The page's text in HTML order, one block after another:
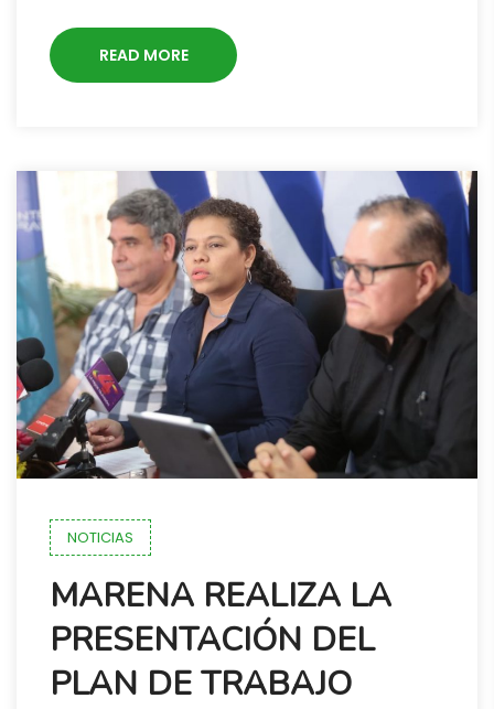
READ MORE
NOTICIAS
MARENA REALIZA LA
PRESENTACIÓN DEL
PLAN DE TRABAJO